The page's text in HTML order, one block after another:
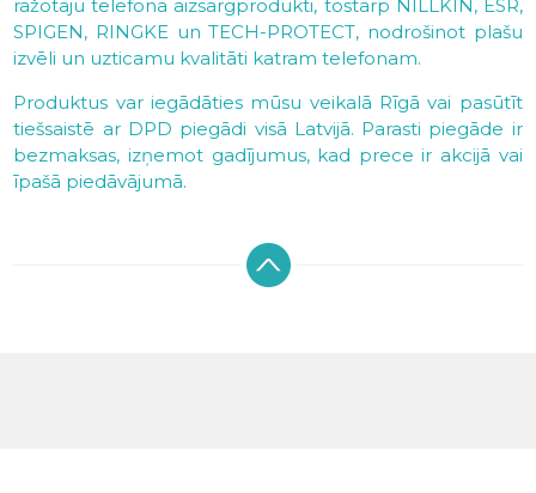
ražotāju telefona aizsargprodukti, tostarp NILLKIN, ESR,
SPIGEN, RINGKE un TECH-PROTECT, nodrošinot plašu
izvēli un uzticamu kvalitāti katram telefonam.
Produktus var iegādāties mūsu veikalā Rīgā vai pasūtīt
tiešsaistē ar DPD piegādi visā Latvijā. Parasti piegāde ir
bezmaksas, izņemot gadījumus, kad prece ir akcijā vai
īpašā piedāvājumā.